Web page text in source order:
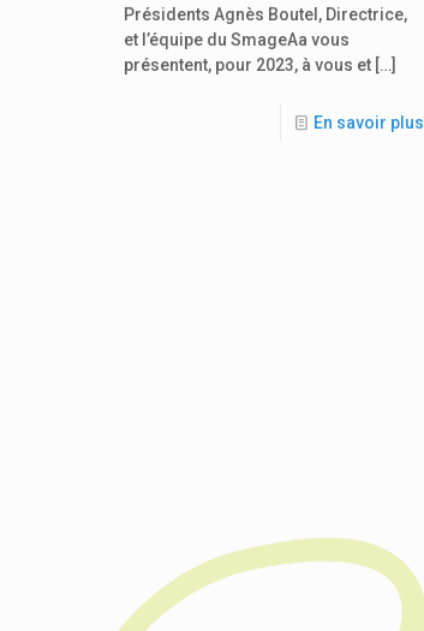
Présidents Agnès Boutel, Directrice,
et l’équipe du SmageAa vous
présentent, pour 2023, à vous et […]
En savoir plus